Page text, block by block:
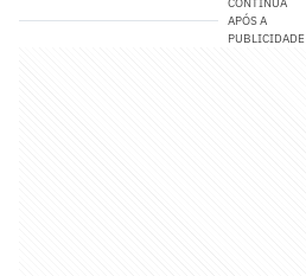
CONTINUA
APÓS A
PUBLICIDADE